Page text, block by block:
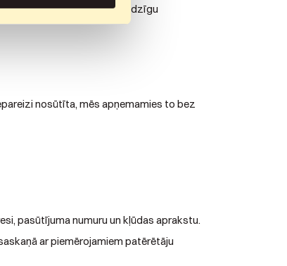
un izvairītos no nevajadzīgu
nosūtīta, mēs apņemamies to bez
pasūtījuma numuru un kļūdas aprakstu.
ar piemērojamiem patērētāju